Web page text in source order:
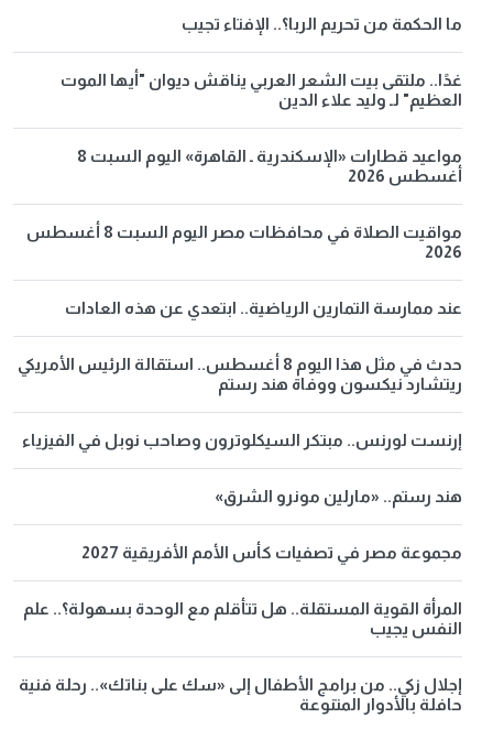
ما الحكمة من تحريم الربا؟.. الإفتاء تجيب
غدًا.. ملتقى بيت الشعر العربي يناقش ديوان "أيها الموت
العظيم" لـ وليد علاء الدين
مواعيد قطارات «الإسكندرية ـ القاهرة» اليوم السبت 8
أغسطس 2026
مواقيت الصلاة في محافظات مصر اليوم السبت 8 أغسطس
2026
عند ممارسة التمارين الرياضية.. ابتعدي عن هذه العادات
حدث في مثل هذا اليوم 8 أغسطس.. استقالة الرئيس الأمريكي
ريتشارد نيكسون ووفاة هند رستم
إرنست لورنس.. مبتكر السيكلوترون وصاحب نوبل في الفيزياء
هند رستم.. «مارلين مونرو الشرق»
مجموعة مصر في تصفيات كأس الأمم الأفريقية 2027
المرأة القوية المستقلة.. هل تتأقلم مع الوحدة بسهولة؟.. علم
النفس يجيب
إجلال زكي.. من برامج الأطفال إلى «سك على بناتك».. رحلة فنية
حافلة بالأدوار المتنوعة